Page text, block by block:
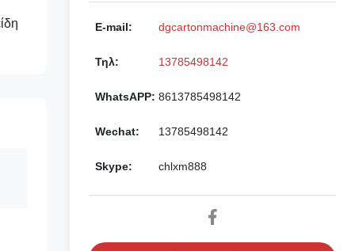
E-mail: dgcartonmachine@163.com
Τηλ: 13785498142
WhatsAPP: 8613785498142
Wechat: 13785498142
Skype: chlxm888